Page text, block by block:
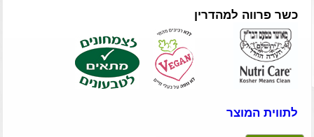
כשר פרווה למהדרין
לתווית המוצר